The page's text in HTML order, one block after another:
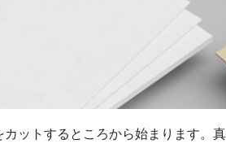
ットするところから始まります。